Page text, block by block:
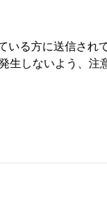
る方に送信され
しないよう、注